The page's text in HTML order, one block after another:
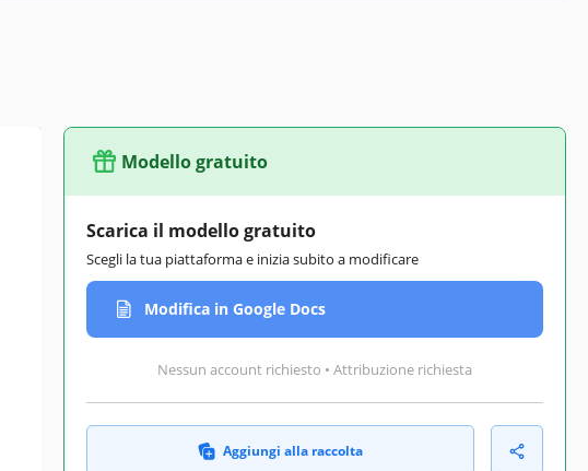
Modello gratuito
Scarica il modello gratuito
Scegli la tua piattaforma e inizia subito a modificare
Modifica in Google Docs
Nessun account richiesto • Attribuzione richiesta
Aggiungi alla raccolta